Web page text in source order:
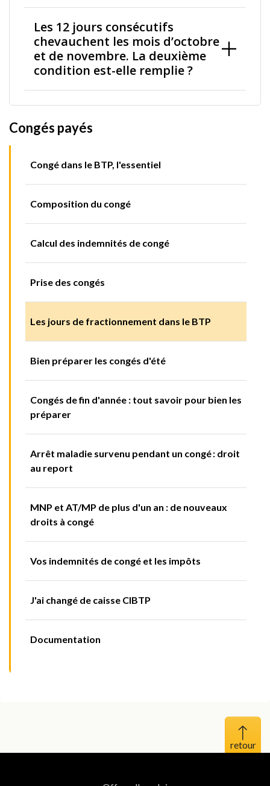
Les 12 jours consécutifs
chevauchent les mois d’octobre
et de novembre. La deuxième
condition est-elle remplie ?
Congés payés
Congé dans le BTP, l'essentiel
Composition du congé
Calcul des indemnités de congé
Prise des congés
Les jours de fractionnement dans le BTP
Bien préparer les congés d'été
Congés de fin d'année : tout savoir pour bien les
préparer
Arrêt maladie survenu pendant un congé : droit
au report
MNP et AT/MP de plus d'un an : de nouveaux
droits à congé
Vos indemnités de congé et les impôts
J'ai changé de caisse CIBTP
Documentation
Haut